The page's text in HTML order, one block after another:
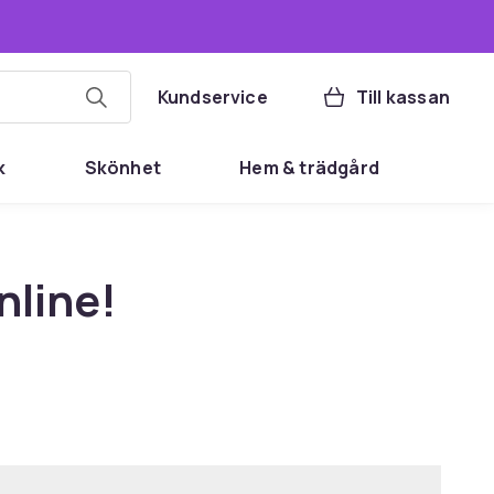
Kundservice Till kassan
Skönhet Hem & trädgård